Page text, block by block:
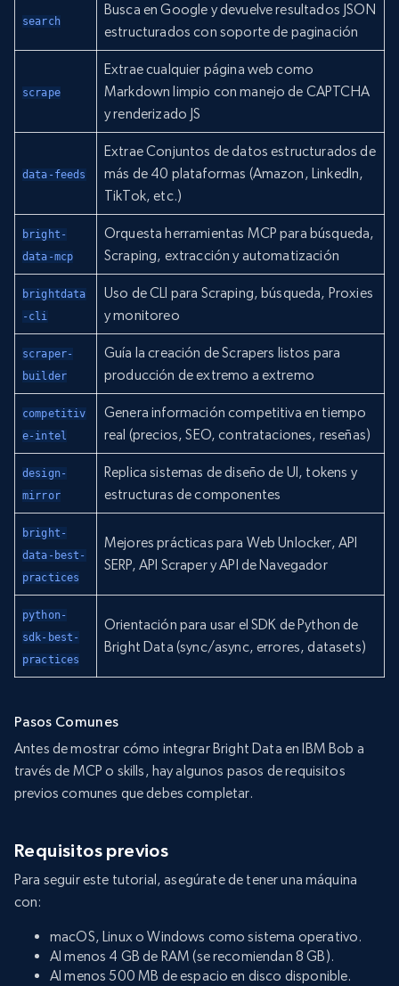
search
Busca en Google y devuelve resultados JSON
estructurados con soporte de paginación
scrape
Extrae cualquier página web como
Markdown limpio con manejo de CAPTCHA
y renderizado JS
data-feeds
Extrae Conjuntos de datos estructurados de
más de 40 plataformas (Amazon, LinkedIn,
TikTok, etc.)
bright-
data-mcp
Orquesta herramientas MCP para búsqueda,
Scraping, extracción y automatización
brightdata
-cli
Uso de CLI para Scraping, búsqueda, Proxies
y monitoreo
scraper-
builder
Guía la creación de Scrapers listos para
producción de extremo a extremo
competitiv
e-intel
Genera información competitiva en tiempo
real (precios, SEO, contrataciones, reseñas)
design-
mirror
Replica sistemas de diseño de UI, tokens y
estructuras de componentes
bright-
data-best-
practices
Mejores prácticas para Web Unlocker, API
SERP, API Scraper y API de Navegador
python-
sdk-best-
practices
Orientación para usar el SDK de Python de
Bright Data (sync/async, errores, datasets)
Pasos Comunes
Antes de mostrar cómo integrar Bright Data en IBM Bob a
través de MCP o skills, hay algunos pasos de requisitos
previos comunes que debes completar.
Requisitos previos
Para seguir este tutorial, asegúrate de tener una máquina
con:
macOS, Linux o Windows como sistema operativo.
Al menos 4 GB de RAM (se recomiendan 8 GB).
Al menos 500 MB de espacio en disco disponible.